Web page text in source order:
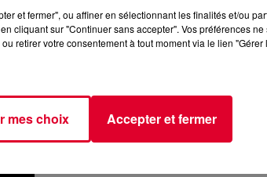
et fermer", ou affiner en sélectionnant les finalités et/ou
cliquant sur "Continuer sans accepter". Vos préférences
retirer votre consentement à tout moment via le lien
mes choix Accepter et fermer